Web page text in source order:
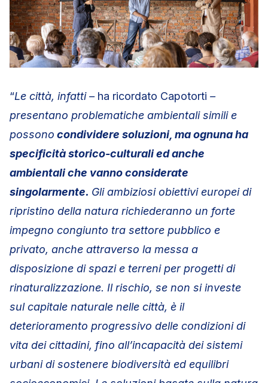
“Le città, infatti – ha ricordato Capotorti –
presentano problematiche ambientali simili e
possono condividere soluzioni, ma ognuna ha
specificità storico-culturali ed anche
ambientali che vanno considerate
singolarmente. Gli ambiziosi obiettivi europei di
ripristino della natura richiederanno un forte
impegno congiunto tra settore pubblico e
privato, anche attraverso la messa a
disposizione di spazi e terreni per progetti di
rinaturalizzazione. Il rischio, se non si investe
sul capitale naturale nelle città, è il
deterioramento progressivo delle condizioni di
vita dei cittadini, fino all’incapacità dei sistemi
urbani di sostenere biodiversità ed equilibri